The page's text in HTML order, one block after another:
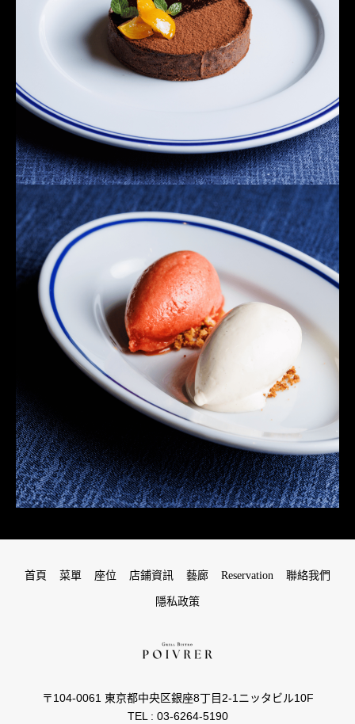
首頁 菜單 座位 店鋪資訊 藝廊 Reservation 聯絡我們
隱私政策
〒104-0061 東京都中央区銀座8丁目2-1ニッタビル10F
TEL : 03-6264-5190